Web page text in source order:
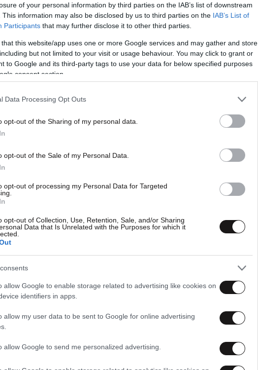
of your personal information by third parties on the IAB’s list of downstream
This information may also be disclosed by us to third parties on the IAB’s List of
Participants that may further disclose it to other third parties.
that this website/app uses one or more Google services and may gather and store
but not limited to your visit or usage behaviour. You may click to grant or
to Google and its third-party tags to use your data for below specified purposes
consent section.
Data Processing Opt Outs
opt-out of the Sharing of my personal data.
opt-out of the Sale of my Personal Data.
opt-out of processing my Personal Data for Targeted
opt-out of Collection, Use, Retention, Sale, and/or Sharing
Data that Is Unrelated with the Purposes for which it
allow Google to enable storage related to advertising like cookies on
identifiers in apps.
allow my user data to be sent to Google for online advertising
allow Google to send me personalized advertising.
πραγματοποιήθηκε στις 26 Ιουνίου 1925, στο
το Χόλιγουντ να δίνει το παρόν. Το θεαματικό
χορεύτριες, φώκιες ισορροπώντας
αρκτικό παγόβουνο, καθώς και «εντυπωσιακά
όμορφες νέες γυναίκες, ντυμένες με
τουαλέτες, όλες εναρμονισμένες με την
της άγριας λευκής χώρας» σύμφωνα με